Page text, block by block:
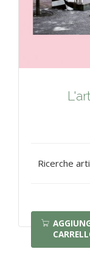
Ricerche